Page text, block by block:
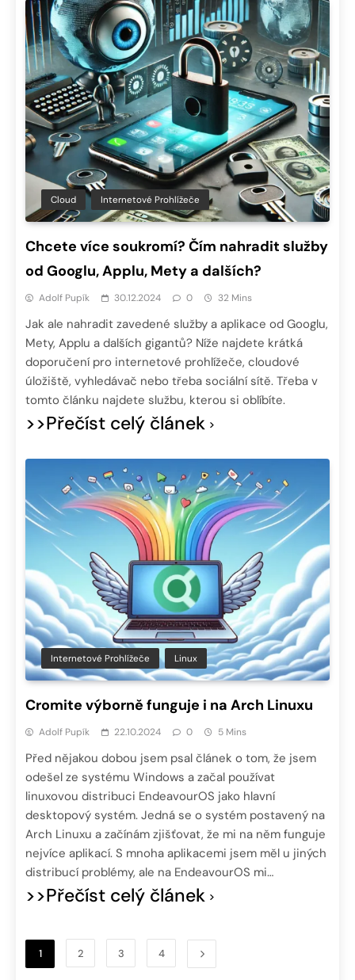
Cloud Internetové Prohlížeče
Chcete více soukromí? Čím nahradit služby
od Googlu, Applu, Mety a dalších?
Adolf Pupík 30.12.2024 0 32 Mins
Jak ale nahradit zavedené služby a aplikace od Googlu,
Mety, Applu a dalších gigantů? Níže najdete krátká
doporučení pro internetové prohlížeče, cloudové
úložiště, vyhledávač nebo třeba sociální sítě. Třeba v
tomto článku najdete službu, kterou si oblíbíte.
>>Přečíst celý článek
Internetové Prohlížeče Linux
Cromite výborně funguje i na Arch Linuxu
Adolf Pupík 22.10.2024 0 5 Mins
Před nějakou dobou jsem psal článek o tom, že jsem
odešel ze systému Windows a začal používat
linuxovou distribuci EndeavourOS jako hlavní
desktopový systém. Jedná se o systém postavený na
Arch Linuxu a začínám zjišťovat, že mi na něm funguje
nejvíce aplikací. S mnoha aplikacemi jsem měl u jiných
distribucí problémy, ale na EndeavourOS mi…
>>Přečíst celý článek
1 2 3 4